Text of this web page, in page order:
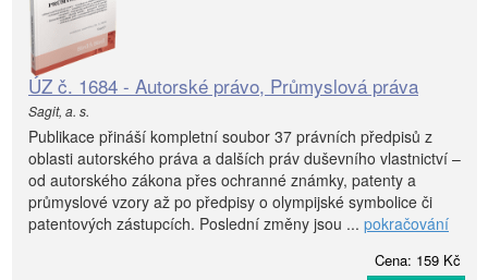
ÚZ č. 1684 - Autorské právo, Průmyslová práva
Sagit, a. s.
Publikace přináší kompletní soubor 37 právních předpisů z
oblasti autorského práva a dalších práv duševního vlastnictví –
od autorského zákona přes ochranné známky, patenty a
průmyslové vzory až po předpisy o olympijské symbolice či
patentových zástupcích. Poslední změny jsou ... pokračování
Cena: 159 Kč